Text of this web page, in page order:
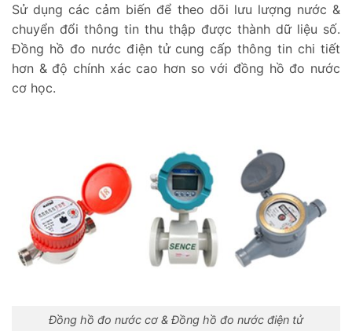
Sử dụng các cảm biến để theo dõi lưu lượng nước &
chuyển đổi thông tin thu thập được thành dữ liệu số.
Đồng hồ đo nước điện tử cung cấp thông tin chi tiết
hơn & độ chính xác cao hơn so với đồng hồ đo nước
cơ học.
Đồng hồ đo nước cơ & Đồng hồ đo nước điện tử